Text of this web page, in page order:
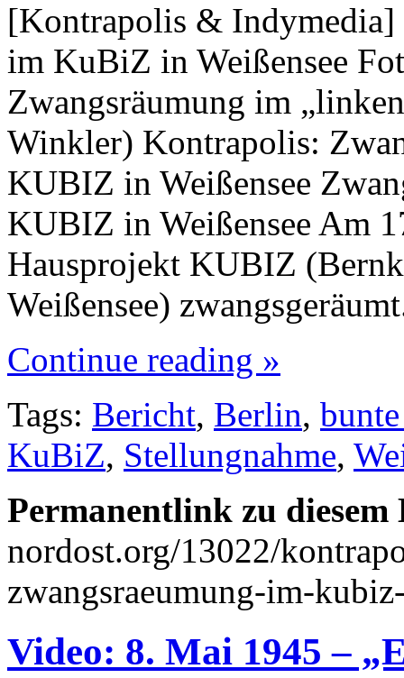
[Kontrapolis & Indymedia]
im KuBiZ in Weißensee
Zwangsräumung im
Winkler) Kontrapolis:
KUBIZ in Weißensee
KUBIZ in Weißensee Am
Hausprojekt KUBIZ
Weißensee)
Continue reading »
Tags: Bericht, Berlin,
KuBiZ, Stellungnahme,
Permanentlink zu
nordost.org/13022/
zwangsraeumung-im-
Video: 8. Mai 1945 –